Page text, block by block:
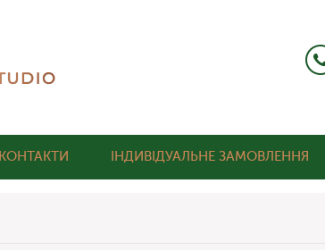
КОНТАКТИ ІНДИВІДУАЛЬНЕ ЗАМОВЛЕННЯ